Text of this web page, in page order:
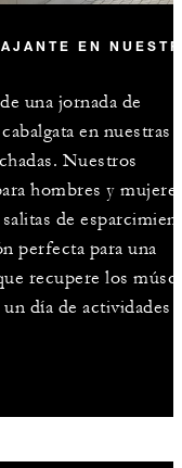
EN
una jornada de
en nuestras
Nuestros
hombres y
de
perfecta para una
recupere los
día de actividades